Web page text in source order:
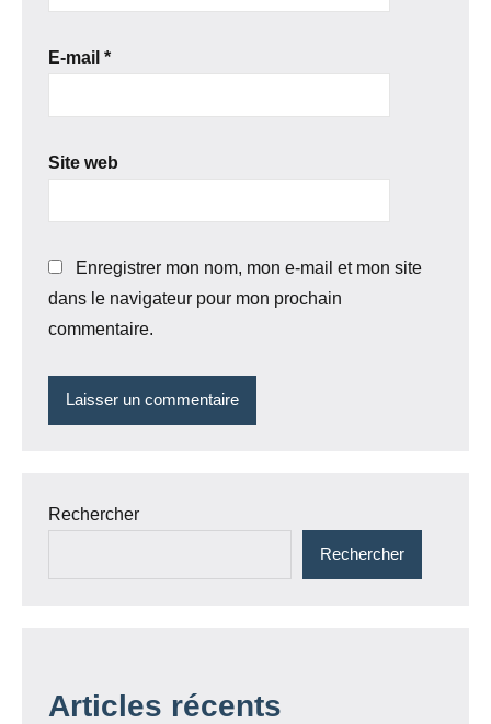
E-mail *
Site web
Enregistrer mon nom, mon e-mail et mon site
dans le navigateur pour mon prochain
commentaire.
Rechercher
Rechercher
Articles récents